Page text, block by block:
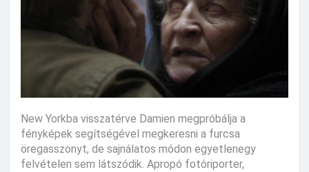
New Yorkba visszatérve Damien megpróbálja a
fényképek segítségével megkeresni a furcsa
öregasszonyt, de sajnálatos módon egyetlenegy
felvételen sem látszódik. Apropó fotóriporter,